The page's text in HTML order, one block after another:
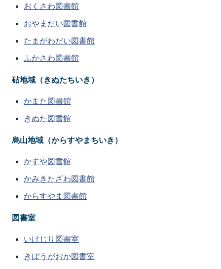
おくさわ図書館
おやまだい図書館
たまがわだい図書館
ふかさわ図書館
砧地域（きぬたちいき）
かまた図書館
きぬた図書館
烏山地域（からすやまちいき）
かすや図書館
かみきたざわ図書館
からすやま図書館
図書室
いけじり図書室
きぼうがおか図書室